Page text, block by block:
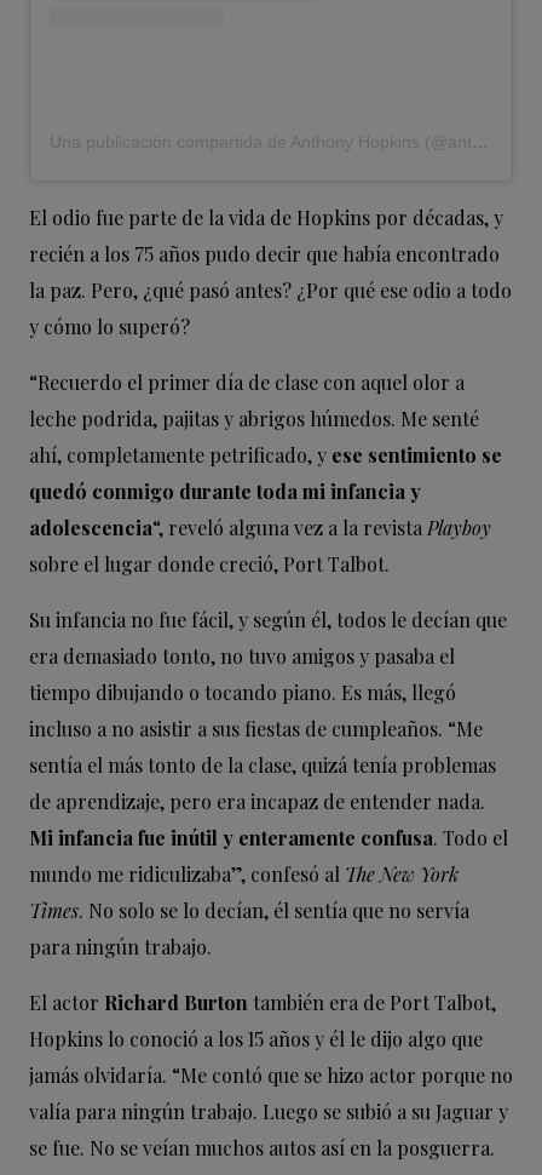
Una publicación compartida de Anthony Hopkins (@anthonyhopkins)
El odio fue parte de la vida de Hopkins por décadas, y
recién a los 75 años pudo decir que había encontrado
la paz. Pero, ¿qué pasó antes? ¿Por qué ese odio a todo
y cómo lo superó?
“Recuerdo el primer día de clase con aquel olor a
leche podrida, pajitas y abrigos húmedos. Me senté
ahí, completamente petrificado, y ese sentimiento se
quedó conmigo durante toda mi infancia y
adolescencia“, reveló alguna vez a la revistaPlayboy
sobre el lugar donde creció, Port Talbot.
Su infancia no fue fácil, y según él, todos le decían que
era demasiado tonto, no tuvo amigos y pasaba el
tiempo dibujando o tocando piano. Es más, llegó
incluso a no asistir a sus fiestas de cumpleaños. “Me
sentía el más tonto de la clase, quizá tenía problemas
de aprendizaje, pero era incapaz de entender nada.
Mi infancia fue inútil y enteramente confusa. Todo el
mundo me ridiculizaba”, confesó al The New York
Times. No solo se lo decían, él sentía que no servía
para ningún trabajo.
El actor Richard Burton también era de Port Talbot,
Hopkins lo conoció a los 15 años y él le dijo algo que
jamás olvidaría. “Me contó que se hizo actor porque no
valía para ningún trabajo. Luego se subió a su Jaguar y
se fue. No se veían muchos autos así en la posguerra.